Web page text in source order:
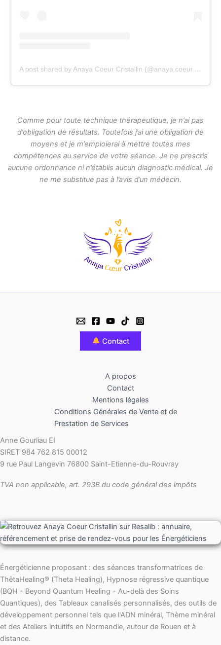
A post shared by Anaya Coeur Cristallin (@anaya.coeur.cristallin)
Comme pour toute technique thérapeutique, je n’ai pas
d’obligation de résultats. Toutefois j’ai une obligation de
moyens et je m’emploierai à mettre toutes mes
compétences au service de votre séance. Je ne prescris
aucune ordonnance ni n’établis aucun diagnostic médical. Je
ne me substitue pas à l’avis d’un médecin.
Contact
A propos
Contact
Mentions légales
Conditions Générales de Vente et de
Prestation de Services
Anne Gourliau EI
SIRET 984 762 815 00012
9 rue Paul Langevin 76800 Saint-Etienne-du-Rouvray
TVA non applicable, art. 293B du code général des impôts
Énergéticienne proposant : des séances transformatrices de
ThêtaHealing® (Theta Healing), Hypnose régressive quantique
(BQH - Beyond Quantum Healing - Au-delà des Soins
Quantiques), des Tableaux canalisés personnalisés, des outils de
développement personnel tels que l'ADN minéral, Thème minéral
et des Ateliers intuitifs en Normandie, autour de Rouen et à
distance.